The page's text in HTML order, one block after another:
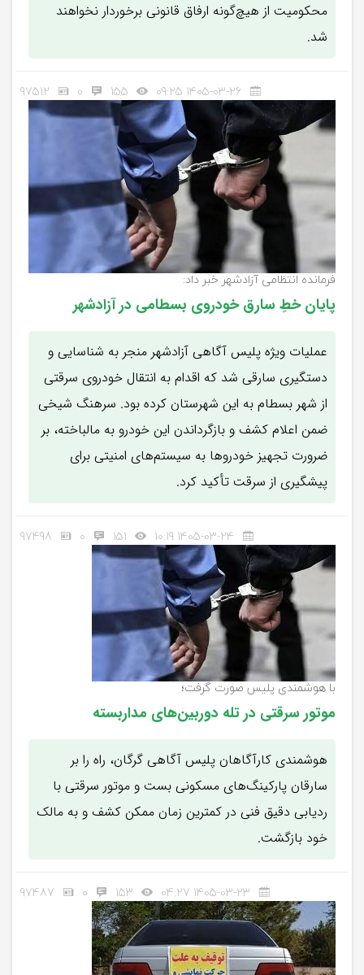
محکومیت از هیچ‌گونه ارفاق قانونی برخوردار نخواهند
شد.
1405-03-26 09:25
155
0
97512
فرمانده انتظامی آزادشهر خبر داد:
پایان خطِ سارق خودروی بسطامی در آزادشهر
عملیات ویژه پلیس آگاهی آزادشهر منجر به شناسایی و
دستگیری سارقی شد که اقدام به انتقال خودروی سرقتی
از شهر بسطام به این شهرستان کرده بود. سرهنگ شیخی
ضمن اعلام کشف و بازگرداندن این خودرو به مالباخته، بر
ضرورت تجهیز خودروها به سیستم‌های امنیتی برای
پیشگیری از سرقت تأکید کرد.
1405-03-24 10:19
151
0
97498
با هوشمندی پلیس صورت گرفت؛
موتور سرقتی در تله دوربین‌های مداربسته
هوشمندی کارآگاهان پلیس آگاهی گرگان، راه را بر
سارقان پارکینگ‌های مسکونی بست و موتور سرقتی با
ردیابی دقیق فنی در کمترین زمان ممکن کشف و به مالک
خود بازگشت.
1405-03-23 04:27
153
0
97487